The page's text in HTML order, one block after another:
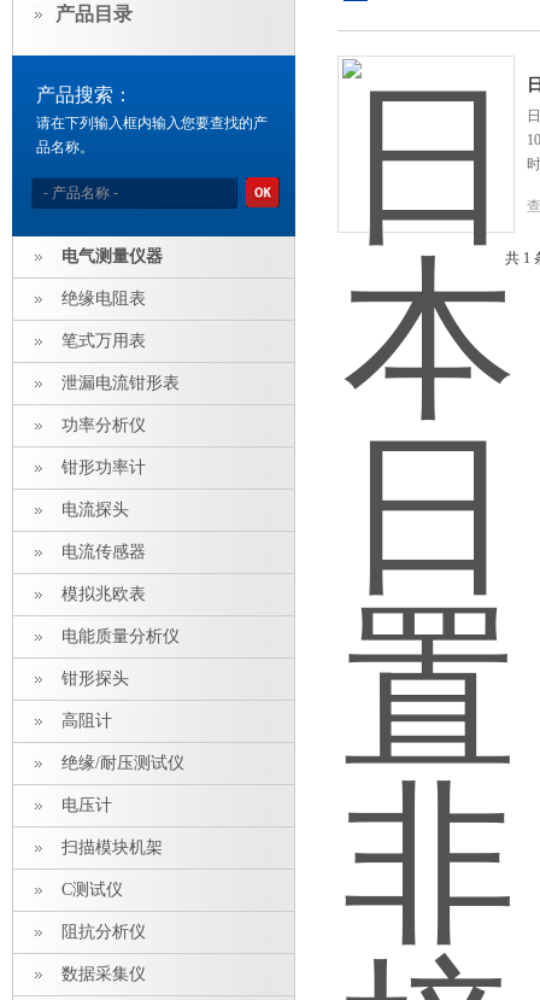
产品目录
产品搜索：
请在下列输入框内输入您要查找的产
品名称。
电气测量仪器
绝缘电阻表
笔式万用表
泄漏电流钳形表
功率分析仪
钳形功率计
电流探头
电流传感器
模拟兆欧表
电能质量分析仪
钳形探头
高阻计
绝缘/耐压测试仪
电压计
扫描模块机架
C测试仪
阻抗分析仪
数据采集仪
共 1